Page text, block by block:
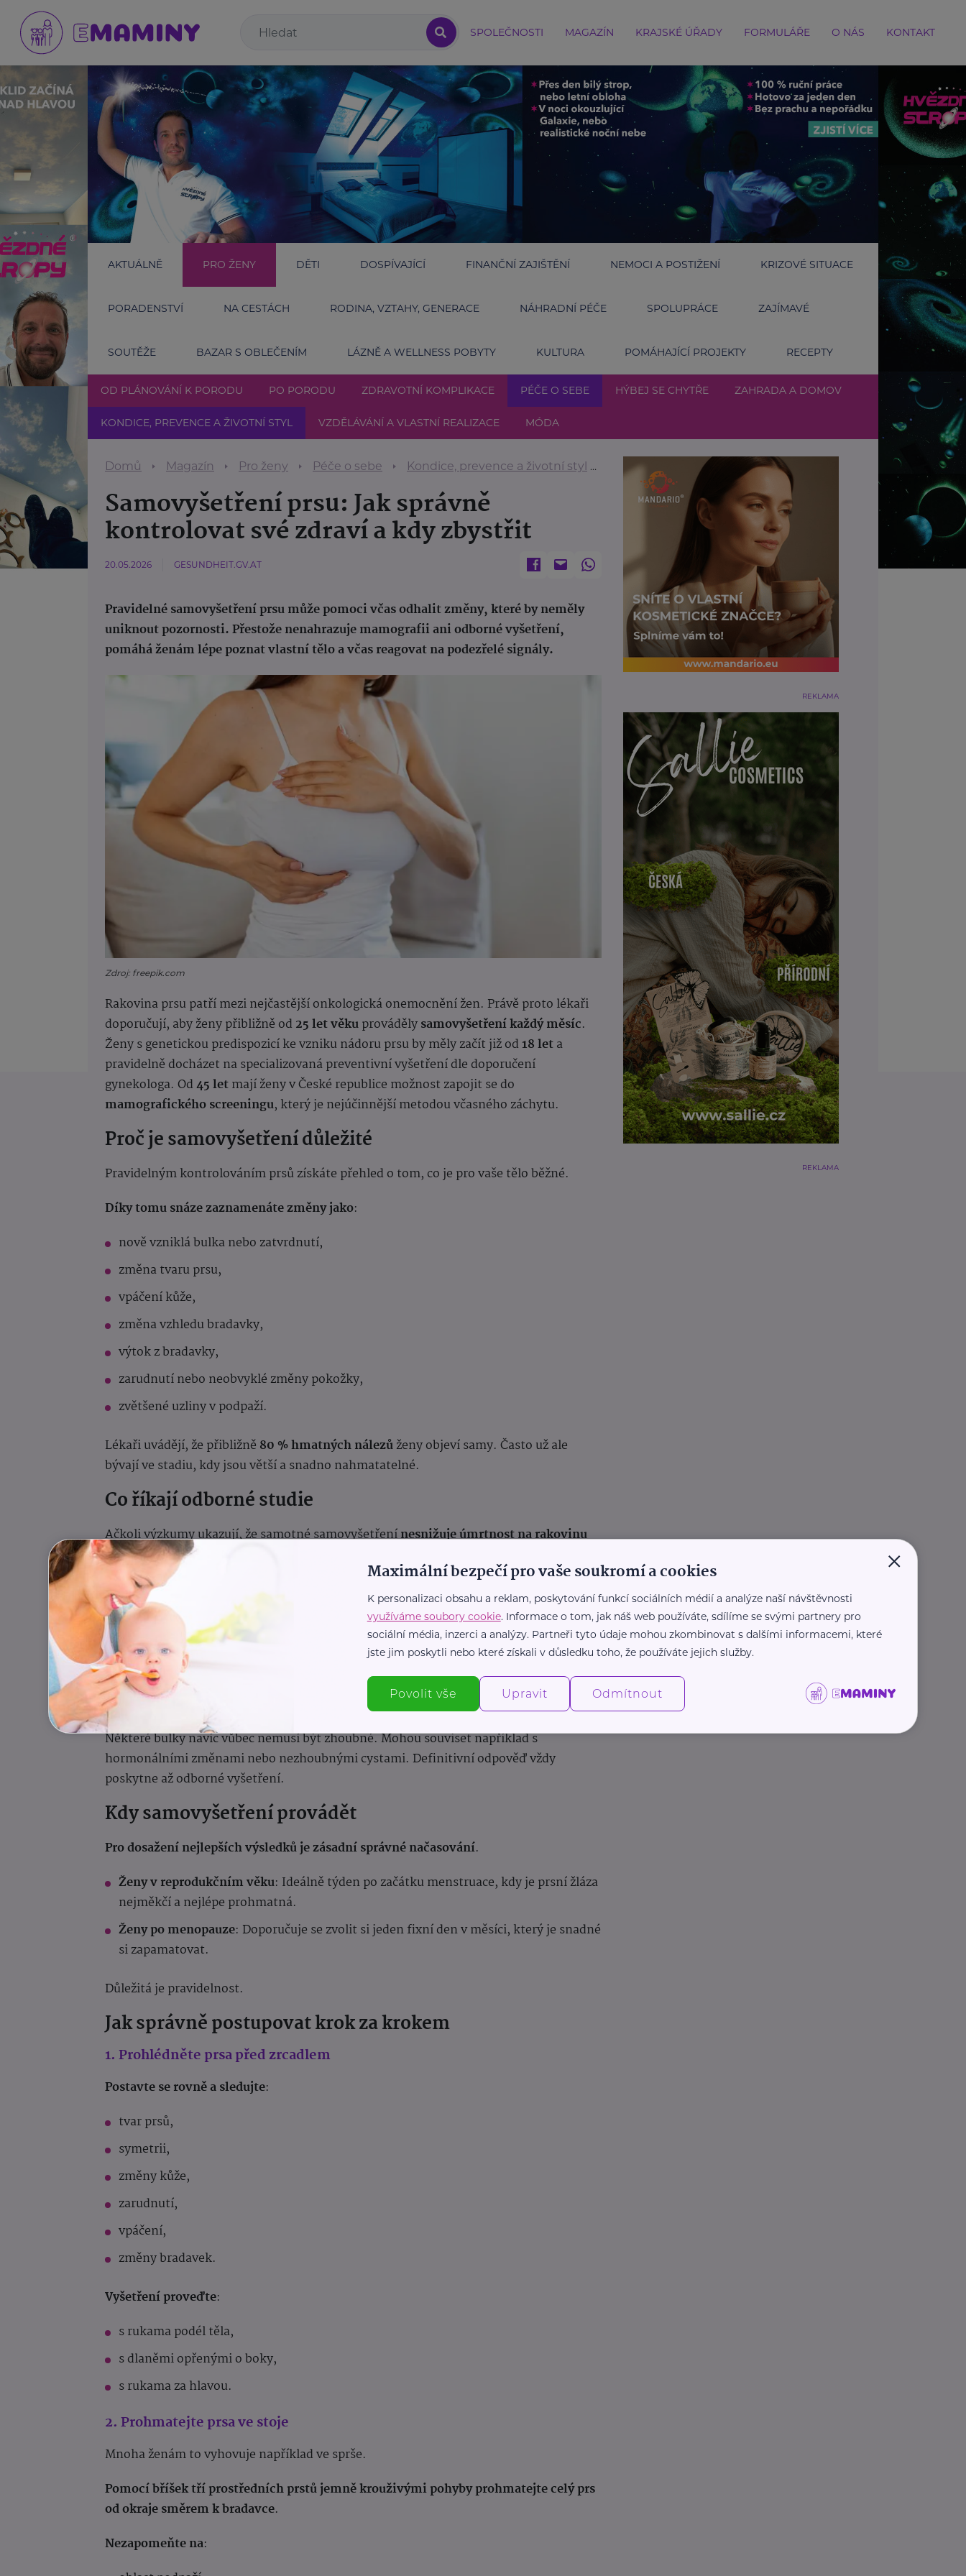
SPOLEČNOSTI MAGAZÍN KRAJSKÉ ÚŘADY FORMULÁŘE O NÁS KONTAKT
AKTUÁLNĚ PRO ŽENY DĚTI DOSPÍVAJÍCÍ FINANČNÍ ZAJIŠTĚNÍ NEMOCI A POSTIŽENÍ KRIZOVÉ SITUACE
PORADENSTVÍ NA CESTÁCH RODINA, VZTAHY, GENERACE NÁHRADNÍ PÉČE SPOLUPRÁCE ZAJÍMAVÉ
SOUTĚŽE BAZAR S OBLEČENÍM LÁZNĚ A WELLNESS POBYTY KULTURA POMÁHAJÍCÍ PROJEKTY RECEPTY
OD PLÁNOVÁNÍ K PORODU PO PORODU ZDRAVOTNÍ KOMPLIKACE PÉČE O SEBE HÝBEJ SE CHYTŘE ZAHRADA A DOMOV
KONDICE, PREVENCE A ŽIVOTNÍ STYL VZDĚLÁVÁNÍ A VLASTNÍ REALIZACE MÓDA
Domů Magazín Pro ženy Péče o sebe Kondice, prevence a životní styl Samovyšetření prsu: Jak správně kontrolovat své zdraví a kdy
Samovyšetření prsu: Jak správně
kontrolovat své zdraví a kdy zbystřit
20.05.2026 GESUNDHEIT.GV.AT
Pravidelné samovyšetření prsu může pomoci včas odhalit změny, které by neměly
uniknout pozornosti. Přestože nenahrazuje mamografii ani odborné vyšetření,
pomáhá ženám lépe poznat vlastní tělo a včas reagovat na podezřelé signály.
Zdroj: freepik.com
Rakovina prsu patří mezi nejčastější onkologická onemocnění žen. Právě proto lékaři
doporučují, aby ženy přibližně od 25 let věkuprovádělysamovyšetření každý měsíc.
Ženy s genetickou predispozicí ke vzniku nádoru prsu by měly začít již od 18 leta
pravidelně docházet na specializovaná preventivní vyšetření dle doporučení
gynekologa. Od45 letmají ženy v České republice možnost zapojit se do
mamografického screeningu, který je nejúčinnější metodou včasného záchytu.
Proč je samovyšetření důležité
Pravidelným kontrolováním prsů získáte přehled o tom, co je pro vaše tělo běžné.
Díky tomu snáze zaznamenáte změny jako:
nově vzniklá bulka nebo zatvrdnutí,
změna tvaru prsu,
vpáčení kůže,
změna vzhledu bradavky,
výtok z bradavky,
zarudnutí nebo neobvyklé změny pokožky,
zvětšené uzliny v podpaží.
Lékaři uvádějí, že přibližně 80 % hmatných nálezůženy objeví samy. Často už ale
bývají ve stadiu, kdy jsou větší a snadno nahmatatelné.
Co říkají odborné studie
Ačkoli výzkumy ukazují, že samotné samovyšetřenínesnižuje úmrtnost na rakovinu
prsu, neznamená to však, že samovyšetření nemá smysl. Naopak,
informovanost o změnách v prsu vede k rychlejší návštěvě lékaře při podezření, což
může být zásadní.
Samovyšetření nenahrazuje mamografii
Ani pravidelné samovyšetření, ani kontrola lékařem nedokáží nahradit
vyšetření, které jako jediné prokazatelně snižuje riziko úmrtí na rakovinu prsu díky
záchytu velmi malých změn ještě před tím, než jsou hmatné.
Některé bulky navíc vůbec nemusí být zhoubné. Mohou souviset například s
hormonálními změnami nebo nezhoubnými cystami. Definitivní odpověď vždy
poskytne až odborné vyšetření.
Kdy samovyšetření provádět
Pro dosažení nejlepších výsledků je zásadní správné načasování.
Ženy v reprodukčním věku: Ideálně týden po začátku menstruace, kdy je prsní žláza
nejměkčí a nejlépe prohmatná.
Ženy po menopauze: Doporučuje se zvolit si jeden fixní den v měsíci, který je snadné
si zapamatovat.
Důležitá je pravidelnost.
Jak správně postupovat krok za krokem
1. Prohlédněte prsa před zrcadlem
Postavte se rovně a sledujte:
tvar prsů,
symetrii,
změny kůže,
zarudnutí,
vpáčení,
změny bradavek.
Vyšetření proveďte:
s rukama podél těla,
s dlaněmi opřenými o boky,
s rukama za hlavou.
2. Prohmatejte prsa ve stoje
Mnoha ženám to vyhovuje například ve sprše.
Pomocí bříšek tří prostředních prstů jemně krouživými pohyby prohmatejte celý prs
od okraje směrem k bradavce.
Nezapomeňte na:
REKLAMA
REKLAMA
×
Maximální bezpečí pro vaše soukromí a cookies
K personalizaci obsahu a reklam, poskytování funkcí sociálních médií a analýze naší návštěvnosti
využíváme soubory cookie. Informace o tom, jak náš web používáte, sdílíme se svými partnery pro
sociální média, inzerci a analýzy. Partneři tyto údaje mohou zkombinovat s dalšími informacemi, které
jste jim poskytli nebo které získali v důsledku toho, že používáte jejich služby.
Povolit vše Upravit Odmítnout